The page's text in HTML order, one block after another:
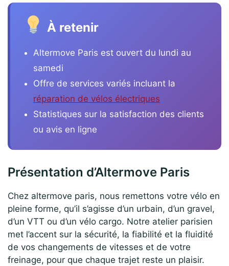
À retenir
Altermove Paris est ouvert du lundi au
samedi
Offre de services variés incluant la
réparation de vélos électriques
Statistiques sur la satisfaction des clients
ou avis en ligne
Présentation d’Altermove Paris
Chez altermove paris, nous remettons votre vélo en
pleine forme, qu’il s’agisse d’un urbain, d’un gravel,
d’un VTT ou d’un vélo cargo. Notre atelier parisien
met l’accent sur la sécurité, la fiabilité et la fluidité
de vos changements de vitesses et de votre
freinage, pour que chaque trajet reste un plaisir.